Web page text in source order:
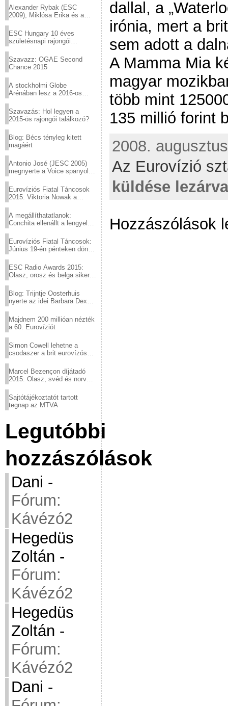
Alexander Rybak (ESC
2009), Miklósa Erika és a
sztárjai a Margitszigeten
ESC Hungary 10 éves
születésnapi rajongói
Szavazz: OGAE Second
Chance 2015
A stockholmi Globe
Arénában lesz a 2016-os
Szavazás: Hol legyen a
2015-ös rajongói találkozó?
Blog: Bécs tényleg kitett
magáért
Antonio José (JESC 2005)
megnyerte a Voice spanyol
Eurovíziós Fiatal Táncosok
2015: Viktoria Nowak a
A megállíthatatlanok:
Conchita ellenállt a lengyel
Eurovíziós Fiatal Táncosok:
Június 19-én pénteken döntő
ESC Radio Awards 2015:
Olasz, orosz és belga siker,
Blog: Trijntje Oosterhuis
nyerte az idei Barbara Dex
Majdnem 200 millióan nézték
a 60. Eurovíziót
Simon Cowell lehetne a
csodaszer a brit eurovízós
Marcel Bezençon díjátadó
2015: Olasz, svéd és norvég
Sajtótájékoztatót tartott
tegnap az MTVA
Legutóbbi
hozzászólások
Dani -
Fórum:
Kávézó2
Hegedüs
Zoltán -
Fórum:
Kávézó2
Hegedüs
Zoltán -
Fórum:
Kávézó2
Dani -
dallal, a
irónia, mert a
sem adott a
A Mamma Mia
magyar
több mint
135 millió forint
2008.
Az Eurovízió
küldése lezárva
Hozzászólások